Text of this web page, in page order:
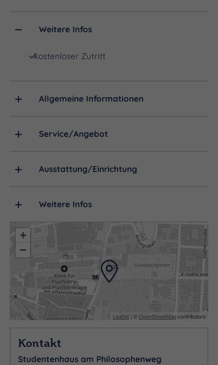
originaler Fassung.
Weitere Infos
kostenloser Zutritt
Allgemeine Informationen
Service/Angebot
Ausstattung/Einrichtung
Weitere Infos
+
−
Leaflet | ©OpenStreetMapcontributors
Kontakt
Studentenhaus am Philosophenweg